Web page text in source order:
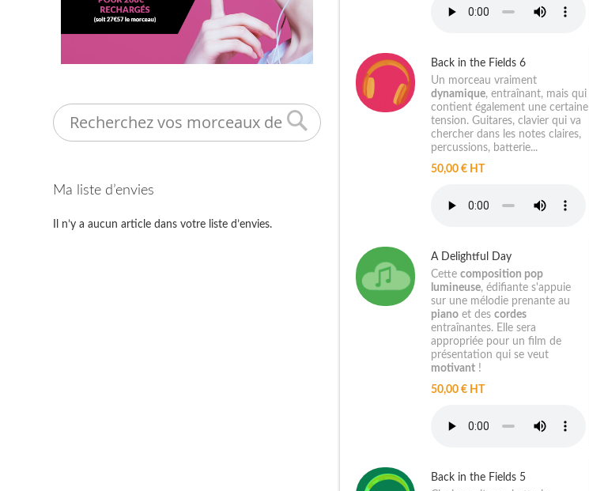
Back in the Fields 6
Un morceau vraiment
dynamique, entraînant, mais qui
contient également une certaine
tension. Guitares, clavier qui va
chercher dans les notes claires,
percussions, batterie...
50,00 € HT
A Delightful Day
Cettecomposition pop
lumineuse, édifiante s'appuie
sur une mélodie prenante au
piano et descordes
entraînantes. Elle sera
appropriée pour un film de
présentation qui se veut
motivant !
50,00 € HT
Back in the Fields 5
Search
Ma liste d’envies
Il n’y a aucun article dans votre liste d’envies.